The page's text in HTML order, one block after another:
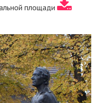
площади